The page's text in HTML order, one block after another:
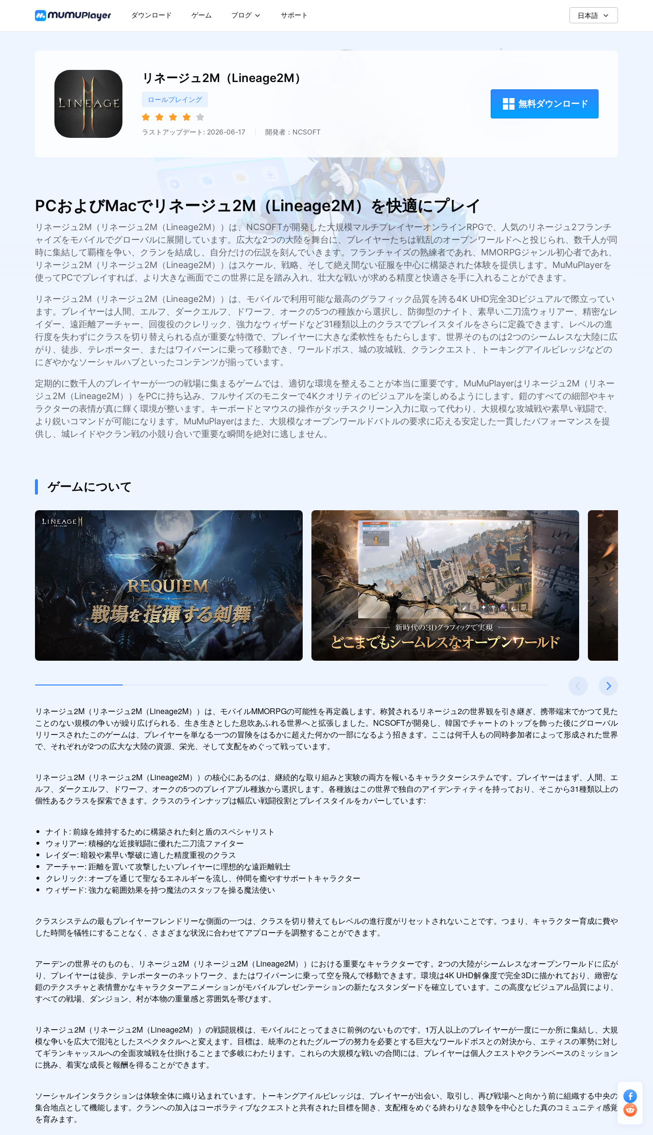
ダウンロード ゲーム ブログ サポート 日本語
リネージュ2M（Lineage2M）
ロールプレイング
ラストアップデート: 2026-06-17 開発者：NCSOFT
無料ダウンロード
PCおよびMacでリネージュ2M（Lineage2M）を快適にプレイ
リネージュ2M（リネージュ2M（Lineage2M））は、NCSOFTが開発した大規模マルチプレイヤーオンラインRPGで、人気のリネージュ2フランチ
ャイズをモバイルでグローバルに展開しています。広大な2つの大陸を舞台に、プレイヤーたちは戦乱のオープンワールドへと投じられ、数千人が同
時に集結して覇権を争い、クランを結成し、自分だけの伝説を刻んでいきます。フランチャイズの熟練者であれ、MMORPGジャンル初心者であれ、
リネージュ2M（リネージュ2M（Lineage2M））はスケール、戦略、そして絶え間ない征服を中心に構築された体験を提供します。MuMuPlayerを
使ってPCでプレイすれば、より大きな画面でこの世界に足を踏み入れ、壮大な戦いが求める精度と快適さを手に入れることができます。
リネージュ2M（リネージュ2M（Lineage2M））は、モバイルで利用可能な最高のグラフィック品質を誇る4K UHD完全3Dビジュアルで際立ってい
ます。プレイヤーは人間、エルフ、ダークエルフ、ドワーフ、オークの5つの種族から選択し、防御型のナイト、素早い二刀流ウォリアー、精密なレ
イダー、遠距離アーチャー、回復役のクレリック、強力なウィザードなど31種類以上のクラスでプレイスタイルをさらに定義できます。レベルの進
行度を失わずにクラスを切り替えられる点が重要な特徴で、プレイヤーに大きな柔軟性をもたらします。世界そのものは2つのシームレスな大陸に広
がり、徒歩、テレポーター、またはワイバーンに乗って移動でき、ワールドボス、城の攻城戦、クランクエスト、トーキングアイルビレッジなどの
にぎやかなソーシャルハブといったコンテンツが揃っています。
定期的に数千人のプレイヤーが一つの戦場に集まるゲームでは、適切な環境を整えることが本当に重要です。MuMuPlayerはリネージュ2M（リネー
ジュ2M（Lineage2M））をPCに持ち込み、フルサイズのモニターで4Kクオリティのビジュアルを楽しめるようにします。鎧のすべての細部やキャ
ラクターの表情が真に輝く環境が整います。キーボードとマウスの操作がタッチスクリーン入力に取って代わり、大規模な攻城戦や素早い戦闘で、
より鋭いコマンドが可能になります。MuMuPlayerはまた、大規模なオープンワールドバトルの要求に応える安定した一貫したパフォーマンスを提
供し、城レイドやクラン戦の小競り合いで重要な瞬間を絶対に逃しません。
ゲームについて
リネージュ2M（リネージュ2M（Lineage2M））は、モバイルMMORPGの可能性を再定義します。称賛されるリネージュ2の世界観を引き継ぎ、携帯端末でかつて見た
ことのない規模の争いが繰り広げられる、生き生きとした息吹あふれる世界へと拡張しました。NCSOFTが開発し、韓国でチャートのトップを飾った後にグローバル
リリースされたこのゲームは、プレイヤーを単なる一つの冒険をはるかに超えた何かの一部になるよう招きます。ここは何千人もの同時参加者によって形成された世界
で、それぞれが2つの広大な大陸の資源、栄光、そして支配をめぐって戦っています。
リネージュ2M（リネージュ2M（Lineage2M））の核心にあるのは、継続的な取り組みと実験の両方を報いるキャラクターシステムです。プレイヤーはまず、人間、エ
ルフ、ダークエルフ、ドワーフ、オークの5つのプレイアブル種族から選択します。各種族はこの世界で独自のアイデンティティを持っており、そこから31種類以上の
個性あるクラスを探索できます。クラスのラインナップは幅広い戦闘役割とプレイスタイルをカバーしています:
ナイト: 前線を維持するために構築された剣と盾のスペシャリスト
ウォリアー: 積極的な近接戦闘に優れた二刀流ファイター
レイダー: 暗殺や素早い撃破に適した精度重視のクラス
アーチャー: 距離を置いて攻撃したいプレイヤーに理想的な遠距離戦士
クレリック: オーブを通じて聖なるエネルギーを流し、仲間を癒やすサポートキャラクター
ウィザード: 強力な範囲効果を持つ魔法のスタッフを操る魔法使い
クラスシステムの最もプレイヤーフレンドリーな側面の一つは、クラスを切り替えてもレベルの進行度がリセットされないことです。つまり、キャラクター育成に費や
した時間を犠牲にすることなく、さまざまな状況に合わせてアプローチを調整することができます。
アーデンの世界そのものも、リネージュ2M（リネージュ2M（Lineage2M））における重要なキャラクターです。2つの大陸がシームレスなオープンワールドに広が
り、プレイヤーは徒歩、テレポーターのネットワーク、またはワイバーンに乗って空を飛んで移動できます。環境は4K UHD解像度で完全3Dに描かれており、緻密な
鎧のテクスチャと表情豊かなキャラクターアニメーションがモバイルプレゼンテーションの新たなスタンダードを確立しています。この高度なビジュアル品質により、
すべての戦場、ダンジョン、村が本物の重量感と雰囲気を帯びます。
リネージュ2M（リネージュ2M（Lineage2M））の戦闘規模は、モバイルにとってまさに前例のないものです。1万人以上のプレイヤーが一度に一か所に集結し、大規
模な争いを広大で混沌としたスペクタクルへと変えます。目標は、統率のとれたグループの努力を必要とする巨大なワールドボスとの対決から、エティスの軍勢に対し
てギランキャッスルへの全面攻城戦を仕掛けることまで多岐にわたります。これらの大規模な戦いの合間には、プレイヤーは個人クエストやクランベースのミッション
に挑み、着実な成長と報酬を得ることができます。
ソーシャルインタラクションは体験全体に織り込まれています。トーキングアイルビレッジは、プレイヤーが出会い、取引し、再び戦場へと向かう前に組織する中央の
集合地点として機能します。クランへの加入はコーポラティブなクエストと共有された目標を開き、支配権をめぐる終わりなき競争を中心とした真のコミュニティ感覚
を育みます。